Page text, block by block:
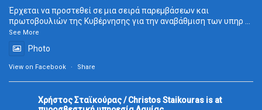
Έρχεται να προστεθεί σε μια σειρά παρεμβάσεων και
πρωτοβουλιών της Κυβέρνησης για την αναβάθμιση των υπηρ ...
See More
Photo
View on Facebook · Share
Χρήστος Σταϊκούρας / Christos Staikouras is at